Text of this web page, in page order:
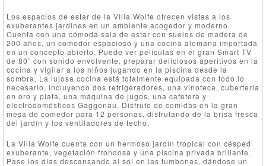
Los espacios de estar de la Villa Wolfe ofrecen vistas a los
exuberantes jardines en un ambiente acogedor y moderno.
Cuenta con una cómoda sala de estar con suelos de madera de
200 años, un comedor espacioso y una cocina alemana importada
en un concepto abierto. Puede ver películas en el gran Smart TV
de 80” con sonido envolvente, preparar deliciosos aperitivos en la
cocina y vigilar a los niños jugando en la piscina desde la
sombra. La lujosa cocina está totalmente equipada con todo lo
necesario, incluyendo dos refrigeradores, una vinoteca, cubertería
en oro y plata, una máquina de jugos, una cafetera y
electrodomésticos Gaggenau. Disfrute de comidas en la gran
mesa de comedor para 12 personas, disfrutando de la brisa fresca
del jardín y los ventiladores de techo.
La Villa Wolfe cuenta con un hermoso jardín tropical con césped
exuberante, vegetación frondosa y una piscina privada brillante.
Pase los días descansando al sol en las tumbonas, dándose un